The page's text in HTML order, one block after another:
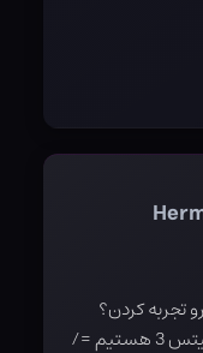
تجربه کردن؟
=/